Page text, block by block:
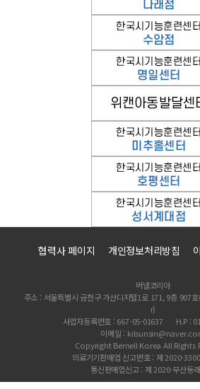
협력사 페이지 개인정보처리방침
버넬코리아
주소 : 서울특별시 금천구 가산디지털1로 171, 9층 907
r)
사업자등록번호 : 667-05-01637
H.P :
이메일 :
Copyright Bernell Korea All Rights
의료기기판매업 신고번호 : 제 2020-
통신판매업신고 : 제 2020-부산동